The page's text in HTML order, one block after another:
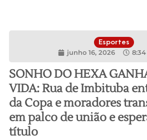
Esportes
junho 16, 2026
SONHO DO HEXA
VIDA: Rua de Imbituba
da Copa e moradores
em palco de união e
título